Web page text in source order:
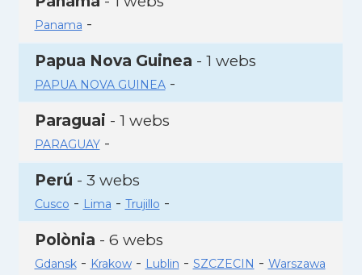
Panama -
Papua Nova Guinea - 1 webs
PAPUA NOVA GUINEA-
Paraguai - 1 webs
PARAGUAY-
Perú - 3 webs
Cusco - Lima - Trujillo -
Polònia - 6 webs
Gdansk- Krakow- Lublin - SZCZECIN - Warszawa